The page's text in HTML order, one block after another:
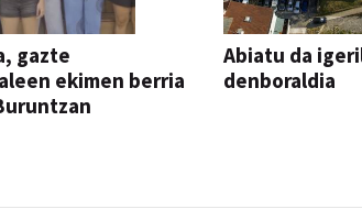
gazte
ekimen berria
Abiatu da
denboraldia